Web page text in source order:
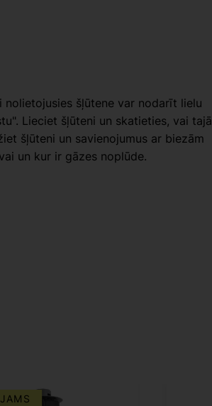
šļūtene var nodarīt lielu
Lieciet šļūteni un skatieties, vai tajā
šļūteni un savienojumus ar biezām
un kur ir gāzes noplūde.